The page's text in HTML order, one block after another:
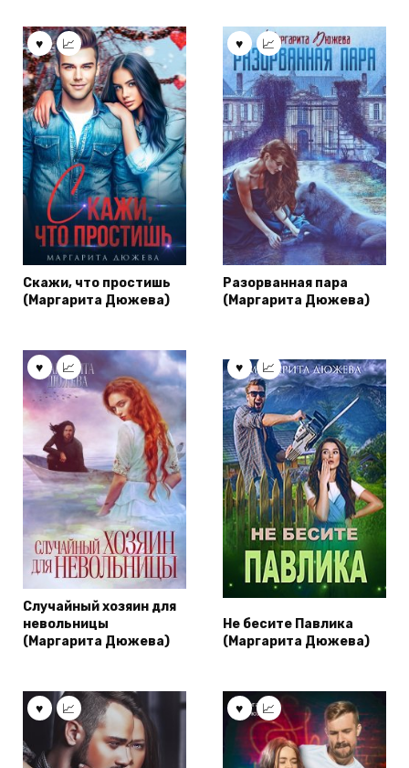
Скажи, что простишь
(Маргарита Дюжева)
Разорванная пара
(Маргарита Дюжева)
Случайный хозяин для
невольницы
(Маргарита Дюжева)
Не бесите Павлика
(Маргарита Дюжева)